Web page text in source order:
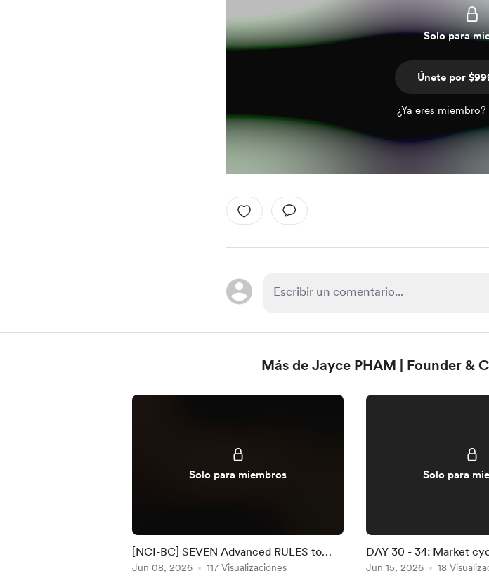
Solo para
Únete por
¿Ya eres miembro?
Más de Jayce PHAM | Founder &
Solo para miembros
[NCI-BC] SEVEN Advanced RULES to
manage RISK by NCI #32
Jun 08, 2026 117 Visualizaciones
Solo para
DAY 30 - 34: Market cycles & BOW
stories
Jun 15, 2026 18